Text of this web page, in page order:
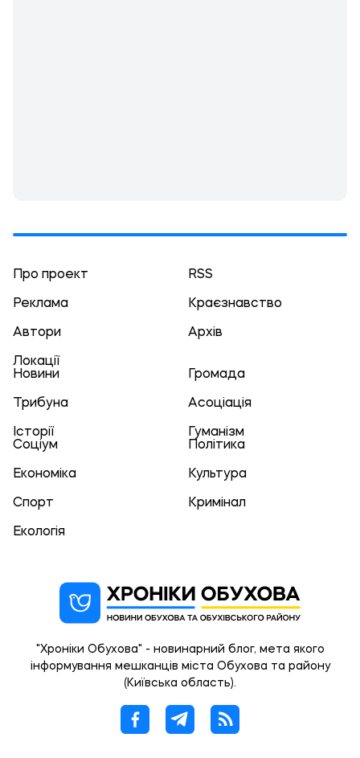
Про проект RSS
Реклама Краєзнавство
Автори Архів
Локації
Новини
Громада
Трибуна Асоціація
Історії
Гуманізм
Соціум
Політика
Економіка Культура
Спорт Кримінал
Екологія
"Хроніки Обухова" - новинарний блог, мета якого
інформування мешканців міста Обухова та району
(Київська область).